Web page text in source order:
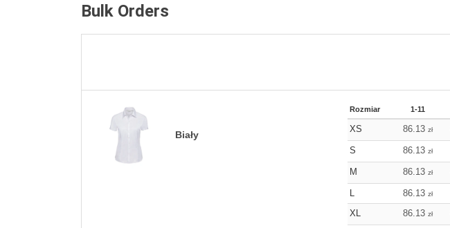
Bulk Orders
Biały
Rozmiar 1-11
XS 86.13zł
S 86.13zł
M 86.13zł
L 86.13zł
XL
86.13zł